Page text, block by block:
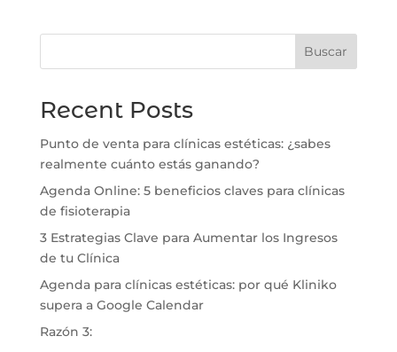
Buscar
Recent Posts
Punto de venta para clínicas estéticas: ¿sabes
realmente cuánto estás ganando?
Agenda Online: 5 beneficios claves para clínicas
de fisioterapia
3 Estrategias Clave para Aumentar los Ingresos
de tu Clínica
⁠Agenda para clínicas estéticas: por qué Kliniko
supera a Google Calendar
Razón 3: